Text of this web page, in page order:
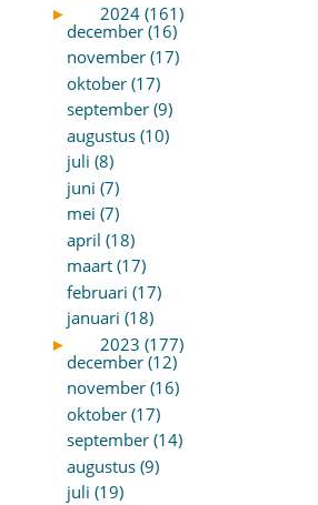
►
2024 (161)
december (16)
november (17)
oktober (17)
september (9)
augustus (10)
juli (8)
juni (7)
mei (7)
april (18)
maart (17)
februari (17)
januari (18)
►
2023 (177)
december (12)
november (16)
oktober (17)
september (14)
augustus (9)
juli (19)